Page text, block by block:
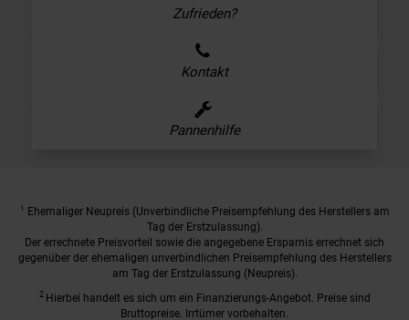
Zufrieden?
Kontakt
Pannenhilfe
1
Ehemaliger Neupreis (Unverbindliche Preisempfehlung des Herstellers am
Tag der Erstzulassung).
Der errechnete Preisvorteil sowie die angegebene Ersparnis errechnet sich
gegenüber der ehemaligen unverbindlichen Preisempfehlung des Herstellers
am Tag der Erstzulassung (Neupreis).
2 Hierbei handelt es sich um ein Finanzierungs-Angebot. Preise sind
Bruttopreise. Irrtümer vorbehalten.